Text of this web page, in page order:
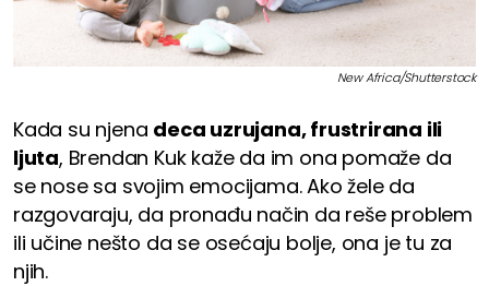
New Africa/Shutterstock
Kada su njena deca uzrujana, frustrirana ili
ljuta, Brendan Kuk kaže da im ona pomaže da
se nose sa svojim emocijama. Ako žele da
razgovaraju, da pronađu način da reše problem
ili učine nešto da se osećaju bolje, ona je tu za
njih.